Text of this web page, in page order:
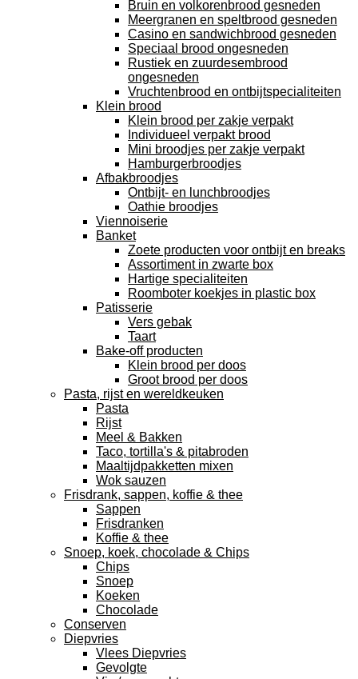
Bruin en volkorenbrood gesneden
Meergranen en speltbrood gesneden
Casino en sandwichbrood gesneden
Speciaal brood ongesneden
Rustiek en zuurdesembrood
ongesneden
Vruchtenbrood en ontbijtspecialiteiten
Klein brood
Klein brood per zakje verpakt
Individueel verpakt brood
Mini broodjes per zakje verpakt
Hamburgerbroodjes
Afbakbroodjes
Ontbijt- en lunchbroodjes
Oathie broodjes
Viennoiserie
Banket
Zoete producten voor ontbijt en breaks
Assortiment in zwarte box
Hartige specialiteiten
Roomboter koekjes in plastic box
Patisserie
Vers gebak
Taart
Bake-off producten
Klein brood per doos
Groot brood per doos
Pasta, rijst en wereldkeuken
Pasta
Rijst
Meel & Bakken
Taco, tortilla's & pitabroden
Maaltijdpakketten mixen
Wok sauzen
Frisdrank, sappen, koffie & thee
Sappen
Frisdranken
Koffie & thee
Snoep, koek, chocolade & Chips
Chips
Snoep
Koeken
Chocolade
Conserven
Diepvries
Vlees Diepvries
Gevolgte